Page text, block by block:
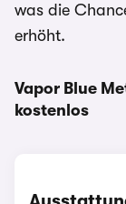
was die
erhöht.
Vapor Blue
kostenlos